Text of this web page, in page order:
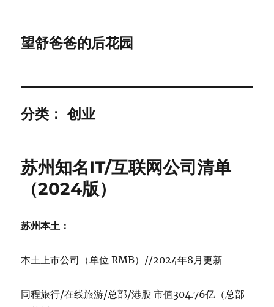
望舒爸爸的后花园
分类：创业
苏州知名IT/互联网公司清单
（2024版）
苏州本土：
本土上市公司（单位 RMB）//2024年8月更新
同程旅行/在线旅游/总部/港股 市值304.76亿（总部